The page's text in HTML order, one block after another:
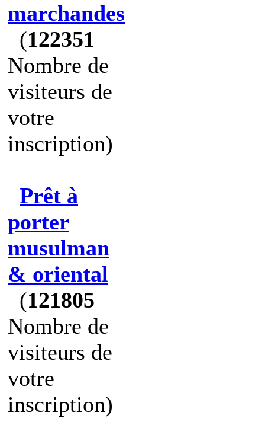
marchandes
(122351
Nombre de
visiteurs de
votre
inscription)
Prêt à
porter
musulman
& oriental
(121805
Nombre de
visiteurs de
votre
inscription)